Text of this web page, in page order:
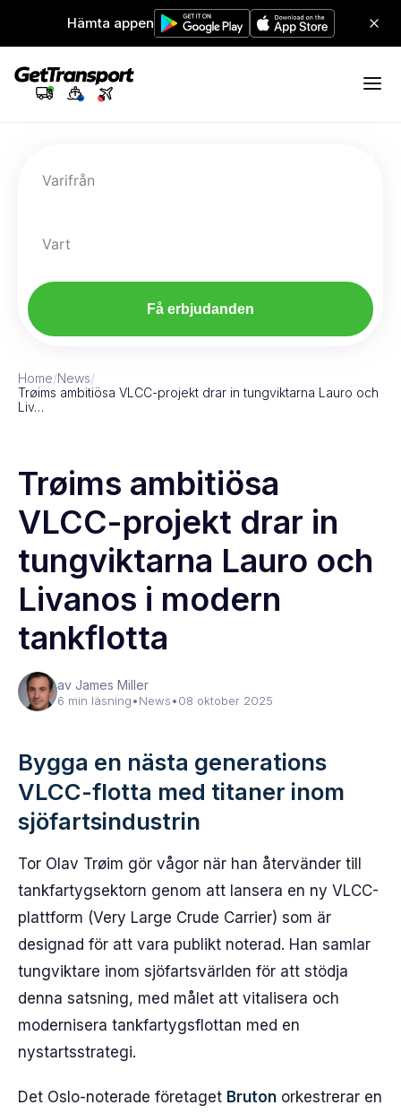
Hämta appen
Varifrån
Vart
Få erbjudanden
Home/News/
Trøims ambitiösa VLCC-projekt drar in tungviktarna Lauro och
Liv…
Trøims ambitiösa
VLCC-projekt drar in
tungviktarna Lauro och
Livanos i modern
tankflotta
av James Miller
6 min läsning•News•08 oktober 2025
Bygga en nästa generations
VLCC-flotta med titaner inom
sjöfartsindustrin
Tor Olav Trøim gör vågor när han återvänder till
tankfartygsektorn genom att lansera en ny VLCC-
plattform (Very Large Crude Carrier) som är
designad för att vara publikt noterad. Han samlar
tungviktare inom sjöfartsvärlden för att stödja
denna satsning, med målet att vitalisera och
modernisera tankfartygsflottan med en
nystartsstrategi.
Det Oslo-noterade företaget Bruton orkestrerar en